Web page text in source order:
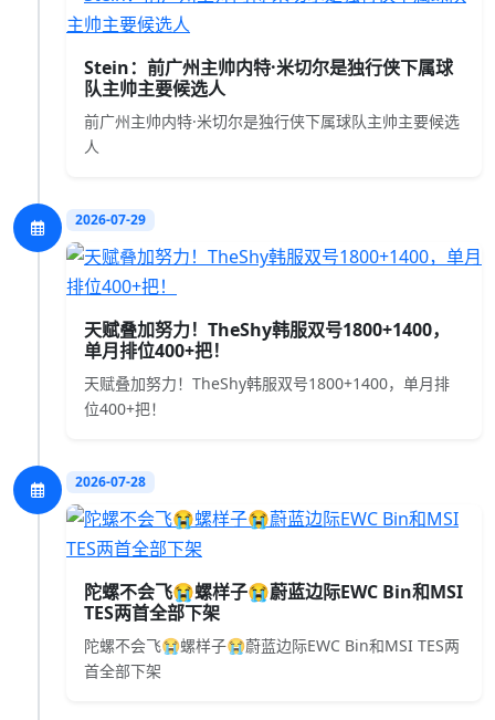
Stein：前广州主帅内特·米切尔是独行侠下属球
队主帅主要候选人
前广州主帅内特·米切尔是独行侠下属球队主帅主要候选
人
2026-07-29
天赋叠加努力！TheShy韩服双号1800+1400，
单月排位400+把！
天赋叠加努力！TheShy韩服双号1800+1400，单月排
位400+把！
2026-07-28
陀螺不会飞😭螺样子😭蔚蓝边际EWC Bin和MSI
TES两首全部下架
陀螺不会飞😭螺样子😭蔚蓝边际EWC Bin和MSI TES两
首全部下架